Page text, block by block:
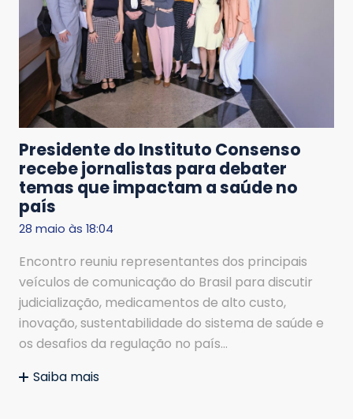
Presidente do Instituto Consenso
recebe jornalistas para debater
temas que impactam a saúde no
país
28 maio às 18:04
Encontro reuniu representantes dos principais
veículos de comunicação do Brasil para discutir
judicialização, medicamentos de alto custo,
inovação, sustentabilidade do sistema de saúde e
os desafios da regulação no país…
Saiba mais